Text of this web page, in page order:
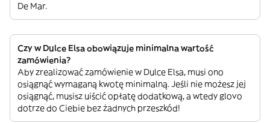
De Mar.
Czy w Dulce Elsa obowiązuje minimalna wartość
zamówienia?
Aby zrealizować zamówienie w Dulce Elsa, musi ono
osiągnąć wymaganą kwotę minimalną. Jeśli nie możesz jej
osiągnąć, musisz uiścić opłatę dodatkową, a wtedy glovo
dotrze do Ciebie bez żadnych przeszkód!